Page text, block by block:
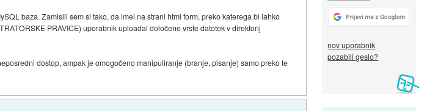
nov uporabnik
pozabili geslo?
baza. Zamislil sem si tako, da imel na strani html form, preko katerega bi lahko
PRAVICE) uporabnik uploadal določene vrste datotek v direktorij
dostop, ampak je omogočeno manipuliranje (branje, pisanje) samo preko te